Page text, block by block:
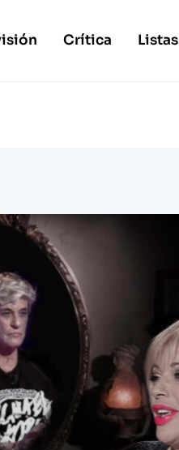
Crítica Listas